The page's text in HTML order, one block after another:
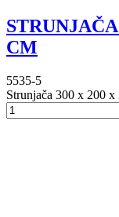
CM
5535-5
Strunjača 300 x 200 x